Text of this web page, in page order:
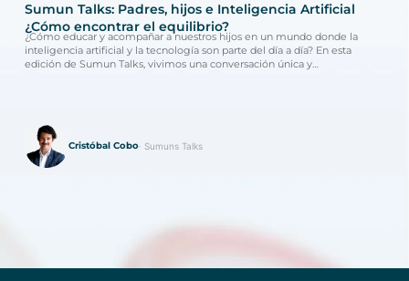
Sumun Talks: Padres, hijos e Inteligencia Artificial
¿Cómo encontrar el equilibrio?
¿Cómo educar y acompañar a nuestros hijos en un mundo donde la
inteligencia artificial y la tecnología son parte del día a día? En esta
edición de Sumun Talks, vivimos una conversación única y
Cristóbal Cobo